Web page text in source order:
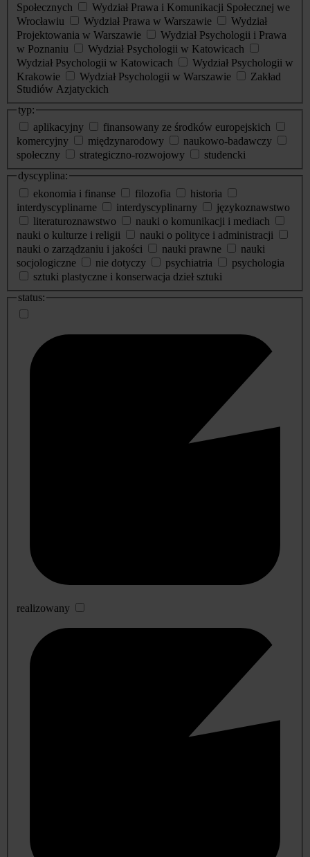
Społecznych
Wydział Prawa i Komunikacji Społecznej we
Wrocławiu
Wydział Prawa w Warszawie
Wydział
Projektowania w Warszawie
Wydział Psychologii i Prawa
w Poznaniu
Wydział Psychologii w Katowicach
Wydział Psychologii w Katowicach
Wydział Psychologii w
Krakowie
Wydział Psychologii w Warszawie
Zakład
Studiów Azjatyckich
typ:
aplikacyjny
finansowany ze środków europejskich
komercyjny
międzynarodowy
naukowo-badawczy
społeczny
strategiczno-rozwojowy
studencki
dyscyplina:
ekonomia i finanse
filozofia
historia
interdyscyplinarne
interdyscyplinarny
językoznawstwo
literaturoznawstwo
nauki o komunikacji i mediach
nauki o kulturze i religii
nauki o polityce i administracji
nauki o zarządzaniu i jakości
nauki prawne
nauki
socjologiczne
nie dotyczy psychiatria
psychologia
sztuki plastyczne i konserwacja dzieł sztuki
status:
realizowany